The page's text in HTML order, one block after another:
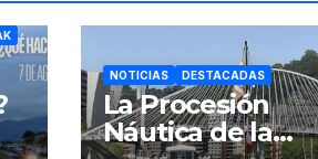
NOTICIAS DESTACADAS
La Procesión
Náutica de la